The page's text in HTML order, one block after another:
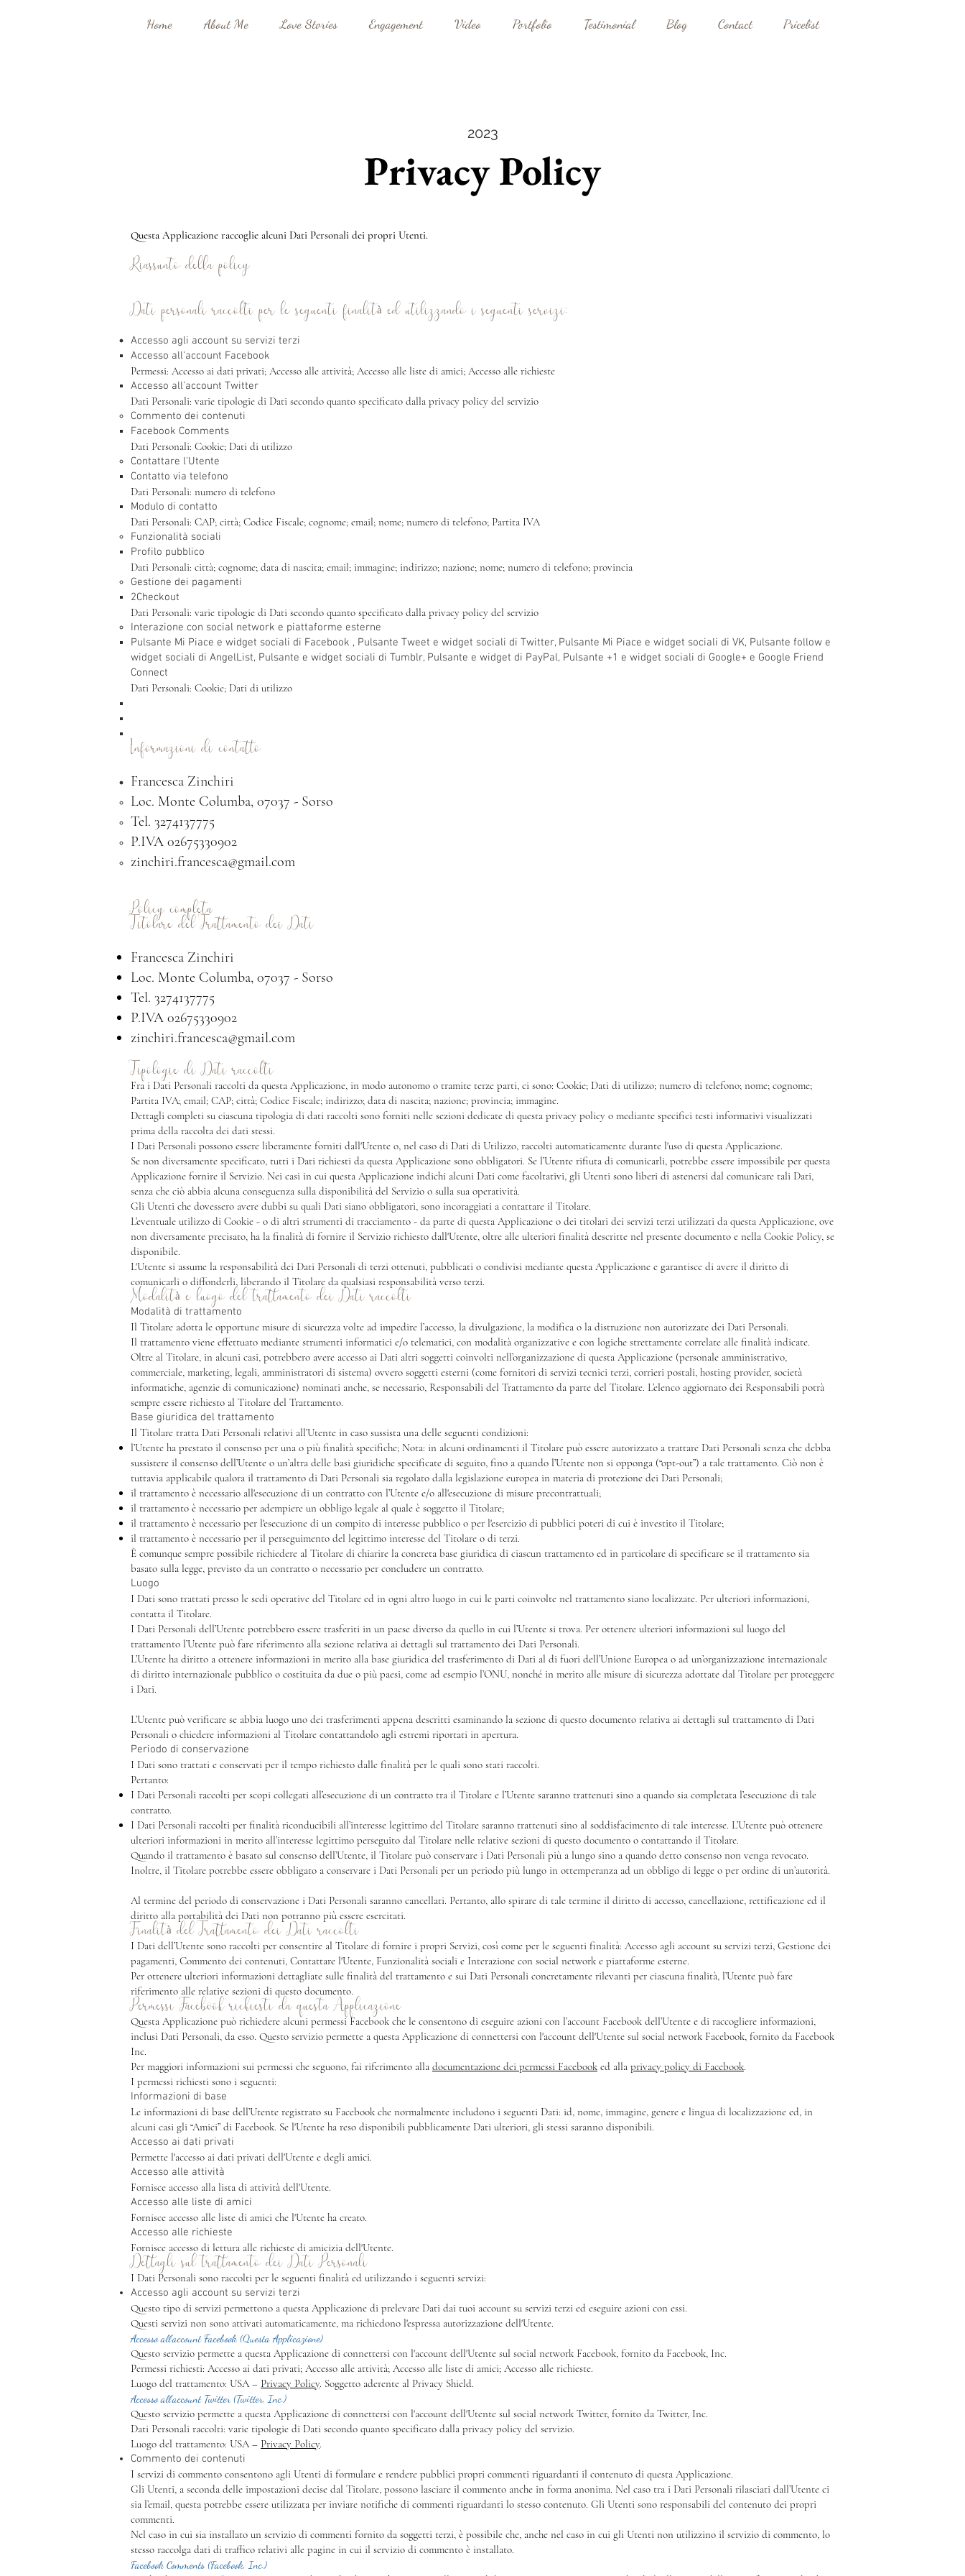
Home About Me Love Stories Engagement Video Portfolio Testimonial Blog Contact Pricelist
2023
Privacy Policy
Questa Applicazione raccoglie alcuni Dati Personali dei propri Utenti.
Riassunto della policy
Dati personali raccolti per le seguenti finalità ed utilizzando i seguenti servizi:
Accesso agli account su servizi terzi
Accesso all'account Facebook
Permessi: Accesso ai dati privati; Accesso alle attività; Accesso alle liste di amici; Accesso alle richieste
Accesso all'account Twitter
Dati Personali: varie tipologie di Dati secondo quanto specificato dalla privacy policy del servizio
Commento dei contenuti
Facebook Comments
Dati Personali: Cookie; Dati di utilizzo
Contattare l'Utente
Contatto via telefono
Dati Personali: numero di telefono
Modulo di contatto
Dati Personali: CAP; città; Codice Fiscale; cognome; email; nome; numero di telefono; Partita IVA
Funzionalità sociali
Profilo pubblico
Dati Personali: città; cognome; data di nascita; email; immagine; indirizzo; nazione; nome; numero di telefono; provincia
Gestione dei pagamenti
2Checkout
Dati Personali: varie tipologie di Dati secondo quanto specificato dalla privacy policy del servizio
Interazione con social network e piattaforme esterne
Pulsante Mi Piace e widget sociali di Facebook , Pulsante Tweet e widget sociali di Twitter, Pulsante Mi Piace e widget sociali di VK, Pulsante follow e
widget sociali di AngelList, Pulsante e widget sociali di Tumblr, Pulsante e widget di PayPal, Pulsante +1 e widget sociali di Google+ e Google Friend
Connect
Dati Personali: Cookie; Dati di utilizzo
Informazioni di contatto
Francesca Zinchiri
Loc. Monte Columba, 07037 - Sorso
Tel. 3274137775
P.IVA 02675330902
zinchiri.francesca@gmail.com
Policy completa
Titolare del Trattamento dei Dati
Francesca Zinchiri
Loc. Monte Columba, 07037 - Sorso
Tel. 3274137775
P.IVA 02675330902
zinchiri.francesca@gmail.com
Tipologie di Dati raccolti
Fra i Dati Personali raccolti da questa Applicazione, in modo autonomo o tramite terze parti, ci sono: Cookie; Dati di utilizzo; numero di telefono; nome; cognome;
Partita IVA; email; CAP; città; Codice Fiscale; indirizzo; data di nascita; nazione; provincia; immagine.
Dettagli completi su ciascuna tipologia di dati raccolti sono forniti nelle sezioni dedicate di questa privacy policy o mediante specifici testi informativi visualizzati
prima della raccolta dei dati stessi.
I Dati Personali possono essere liberamente forniti dall'Utente o, nel caso di Dati di Utilizzo, raccolti automaticamente durante l'uso di questa Applicazione.
Se non diversamente specificato, tutti i Dati richiesti da questa Applicazione sono obbligatori. Se l’Utente rifiuta di comunicarli, potrebbe essere impossibile per questa
Applicazione fornire il Servizio. Nei casi in cui questa Applicazione indichi alcuni Dati come facoltativi, gli Utenti sono liberi di astenersi dal comunicare tali Dati,
senza che ciò abbia alcuna conseguenza sulla disponibilità del Servizio o sulla sua operatività.
Gli Utenti che dovessero avere dubbi su quali Dati siano obbligatori, sono incoraggiati a contattare il Titolare.
L’eventuale utilizzo di Cookie - o di altri strumenti di tracciamento - da parte di questa Applicazione o dei titolari dei servizi terzi utilizzati da questa Applicazione, ove
non diversamente precisato, ha la finalità di fornire il Servizio richiesto dall'Utente, oltre alle ulteriori finalità descritte nel presente documento e nella Cookie Policy, se
disponibile.
L'Utente si assume la responsabilità dei Dati Personali di terzi ottenuti, pubblicati o condivisi mediante questa Applicazione e garantisce di avere il diritto di
comunicarli o diffonderli, liberando il Titolare da qualsiasi responsabilità verso terzi.
Modalità e luogo del trattamento dei Dati raccolti
Modalità di trattamento
Il Titolare adotta le opportune misure di sicurezza volte ad impedire l’accesso, la divulgazione, la modifica o la distruzione non autorizzate dei Dati Personali.
Il trattamento viene effettuato mediante strumenti informatici e/o telematici, con modalità organizzative e con logiche strettamente correlate alle finalità indicate.
Oltre al Titolare, in alcuni casi, potrebbero avere accesso ai Dati altri soggetti coinvolti nell’organizzazione di questa Applicazione (personale amministrativo,
commerciale, marketing, legali, amministratori di sistema) ovvero soggetti esterni (come fornitori di servizi tecnici terzi, corrieri postali, hosting provider, società
informatiche, agenzie di comunicazione) nominati anche, se necessario, Responsabili del Trattamento da parte del Titolare. L’elenco aggiornato dei Responsabili potrà
sempre essere richiesto al Titolare del Trattamento.
Base giuridica del trattamento
Il Titolare tratta Dati Personali relativi all’Utente in caso sussista una delle seguenti condizioni:
l’Utente ha prestato il consenso per una o più finalità specifiche; Nota: in alcuni ordinamenti il Titolare può essere autorizzato a trattare Dati Personali senza che debba
sussistere il consenso dell’Utente o un’altra delle basi giuridiche specificate di seguito, fino a quando l’Utente non si opponga (“opt-out”) a tale trattamento. Ciò non è
tuttavia applicabile qualora il trattamento di Dati Personali sia regolato dalla legislazione europea in materia di protezione dei Dati Personali;
il trattamento è necessario all'esecuzione di un contratto con l’Utente e/o all'esecuzione di misure precontrattuali;
il trattamento è necessario per adempiere un obbligo legale al quale è soggetto il Titolare;
il trattamento è necessario per l'esecuzione di un compito di interesse pubblico o per l'esercizio di pubblici poteri di cui è investito il Titolare;
il trattamento è necessario per il perseguimento del legittimo interesse del Titolare o di terzi.
È comunque sempre possibile richiedere al Titolare di chiarire la concreta base giuridica di ciascun trattamento ed in particolare di specificare se il trattamento sia
basato sulla legge, previsto da un contratto o necessario per concludere un contratto.
Luogo
I Dati sono trattati presso le sedi operative del Titolare ed in ogni altro luogo in cui le parti coinvolte nel trattamento siano localizzate. Per ulteriori informazioni,
contatta il Titolare.
I Dati Personali dell’Utente potrebbero essere trasferiti in un paese diverso da quello in cui l’Utente si trova. Per ottenere ulteriori informazioni sul luogo del
trattamento l’Utente può fare riferimento alla sezione relativa ai dettagli sul trattamento dei Dati Personali.
L’Utente ha diritto a ottenere informazioni in merito alla base giuridica del trasferimento di Dati al di fuori dell’Unione Europea o ad un’organizzazione internazionale
di diritto internazionale pubblico o costituita da due o più paesi, come ad esempio l’ONU, nonché in merito alle misure di sicurezza adottate dal Titolare per proteggere
i Dati.
L’Utente può verificare se abbia luogo uno dei trasferimenti appena descritti esaminando la sezione di questo documento relativa ai dettagli sul trattamento di Dati
Personali o chiedere informazioni al Titolare contattandolo agli estremi riportati in apertura.
Periodo di conservazione
I Dati sono trattati e conservati per il tempo richiesto dalle finalità per le quali sono stati raccolti.
Pertanto:
I Dati Personali raccolti per scopi collegati all’esecuzione di un contratto tra il Titolare e l’Utente saranno trattenuti sino a quando sia completata l’esecuzione di tale
contratto.
I Dati Personali raccolti per finalità riconducibili all’interesse legittimo del Titolare saranno trattenuti sino al soddisfacimento di tale interesse. L’Utente può ottenere
ulteriori informazioni in merito all’interesse legittimo perseguito dal Titolare nelle relative sezioni di questo documento o contattando il Titolare.
Quando il trattamento è basato sul consenso dell’Utente, il Titolare può conservare i Dati Personali più a lungo sino a quando detto consenso non venga revocato.
Inoltre, il Titolare potrebbe essere obbligato a conservare i Dati Personali per un periodo più lungo in ottemperanza ad un obbligo di legge o per ordine di un’autorità.
Al termine del periodo di conservazione i Dati Personali saranno cancellati. Pertanto, allo spirare di tale termine il diritto di accesso, cancellazione, rettificazione ed il
diritto alla portabilità dei Dati non potranno più essere esercitati.
Finalità del Trattamento dei Dati raccolti
I Dati dell’Utente sono raccolti per consentire al Titolare di fornire i propri Servizi, così come per le seguenti finalità: Accesso agli account su servizi terzi, Gestione dei
pagamenti, Commento dei contenuti, Contattare l'Utente, Funzionalità sociali e Interazione con social network e piattaforme esterne.
Per ottenere ulteriori informazioni dettagliate sulle finalità del trattamento e sui Dati Personali concretamente rilevanti per ciascuna finalità, l’Utente può fare
riferimento alle relative sezioni di questo documento.
Permessi Facebook richiesti da questa Applicazione
Questa Applicazione può richiedere alcuni permessi Facebook che le consentono di eseguire azioni con l’account Facebook dell’Utente e di raccogliere informazioni,
inclusi Dati Personali, da esso. Questo servizio permette a questa Applicazione di connettersi con l'account dell'Utente sul social network Facebook, fornito da Facebook
Inc.
Per maggiori informazioni sui permessi che seguono, fai riferimento alla documentazione dei permessi Facebook ed alla privacy policy di Facebook.
I permessi richiesti sono i seguenti:
Informazioni di base
Le informazioni di base dell’Utente registrato su Facebook che normalmente includono i seguenti Dati: id, nome, immagine, genere e lingua di localizzazione ed, in
alcuni casi gli “Amici” di Facebook. Se l'Utente ha reso disponibili pubblicamente Dati ulteriori, gli stessi saranno disponibili.
Accesso ai dati privati
Permette l'accesso ai dati privati dell'Utente e degli amici.
Accesso alle attività
Fornisce accesso alla lista di attività dell'Utente.
Accesso alle liste di amici
Fornisce accesso alle liste di amici che l'Utente ha creato.
Accesso alle richieste
Fornisce accesso di lettura alle richieste di amicizia dell'Utente.
Dettagli sul trattamento dei Dati Personali
I Dati Personali sono raccolti per le seguenti finalità ed utilizzando i seguenti servizi:
Accesso agli account su servizi terzi
Questo tipo di servizi permettono a questa Applicazione di prelevare Dati dai tuoi account su servizi terzi ed eseguire azioni con essi.
Questi servizi non sono attivati automaticamente, ma richiedono l'espressa autorizzazione dell'Utente.
Accesso all'account Facebook (Questa Applicazione)
Questo servizio permette a questa Applicazione di connettersi con l'account dell'Utente sul social network Facebook, fornito da Facebook, Inc.
Permessi richiesti: Accesso ai dati privati; Accesso alle attività; Accesso alle liste di amici; Accesso alle richieste.
Luogo del trattamento: USA – Privacy Policy. Soggetto aderente al Privacy Shield.
Accesso all'account Twitter (Twitter, Inc.)
Questo servizio permette a questa Applicazione di connettersi con l'account dell'Utente sul social network Twitter, fornito da Twitter, Inc.
Dati Personali raccolti: varie tipologie di Dati secondo quanto specificato dalla privacy policy del servizio.
Luogo del trattamento: USA – Privacy Policy.
Commento dei contenuti
I servizi di commento consentono agli Utenti di formulare e rendere pubblici propri commenti riguardanti il contenuto di questa Applicazione.
Gli Utenti, a seconda delle impostazioni decise dal Titolare, possono lasciare il commento anche in forma anonima. Nel caso tra i Dati Personali rilasciati dall’Utente ci
sia l’email, questa potrebbe essere utilizzata per inviare notifiche di commenti riguardanti lo stesso contenuto. Gli Utenti sono responsabili del contenuto dei propri
commenti.
Nel caso in cui sia installato un servizio di commenti fornito da soggetti terzi, è possibile che, anche nel caso in cui gli Utenti non utilizzino il servizio di commento, lo
stesso raccolga dati di traffico relativi alle pagine in cui il servizio di commento è installato.
Facebook Comments (Facebook, Inc.)